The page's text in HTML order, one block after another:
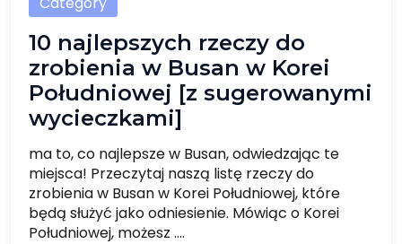
10 najlepszych rzeczy do
zrobienia w Busan w Korei
Południowej [z sugerowanymi
wycieczkami]
ma to, co najlepsze w Busan, odwiedzając te
miejsca! Przeczytaj naszą listę rzeczy do
zrobienia w Busan w Korei Południowej, które
będą służyć jako odniesienie. Mówiąc o Korei
Południowej, możesz ....